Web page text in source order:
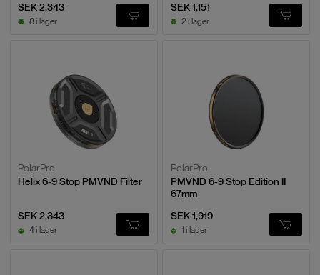
SEK 2,343
8 i lager
SEK 1,151
2 i lager
PolarPro
Helix 6-9 Stop PMVND Filter
SEK 2,343
4 i lager
PolarPro
PMVND 6-9 Stop Edition II
67mm
SEK 1,919
1 i lager